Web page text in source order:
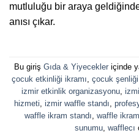
mutluluğu bir araya
anısı çıkar.
Bu giriş Gıda & Yiyecekleriçinde
çocuk etkinliği ikramı çocuk
izmir etkinlik organizasyonu
hizmeti izmir waffle standı
waffle ikram standı waffle
sunumu, wafflecı